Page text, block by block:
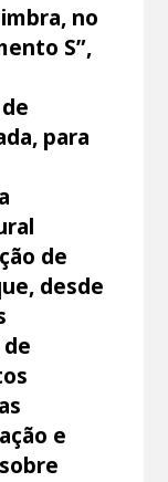
no
S”,
para
de
desde
e